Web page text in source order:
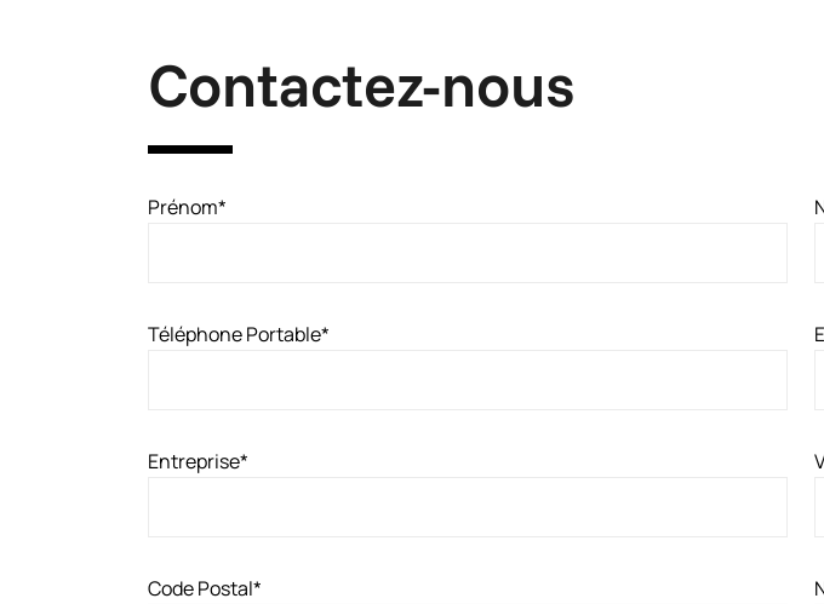
Contactez-nous
Prénom*
Téléphone Portable*
Entreprise*
Code Postal*